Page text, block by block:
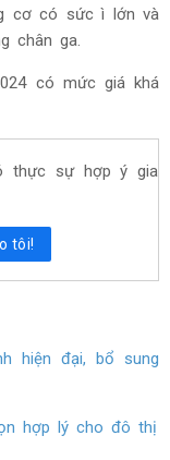
cơ có sức ì lớn và
chân ga.
có mức giá khá
thực sự hợp ý gia
tôi!
hiện đại, bổ sung
hợp lý cho đô thị